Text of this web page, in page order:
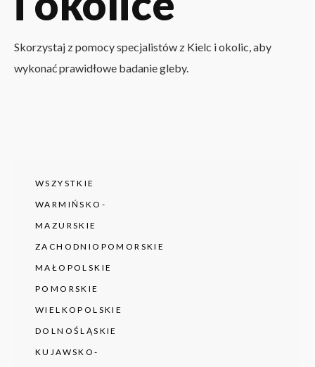
Skorzystaj z pomocy specjalistów z Kielc i okolic, aby
wykonać prawidłowe badanie gleby.
WSZYSTKIE
WARMIŃSKO-
MAZURSKIE
ZACHODNIOPOMORSKIE
MAŁOPOLSKIE
POMORSKIE
WIELKOPOLSKIE
DOLNOŚLĄSKIE
KUJAWSKO-